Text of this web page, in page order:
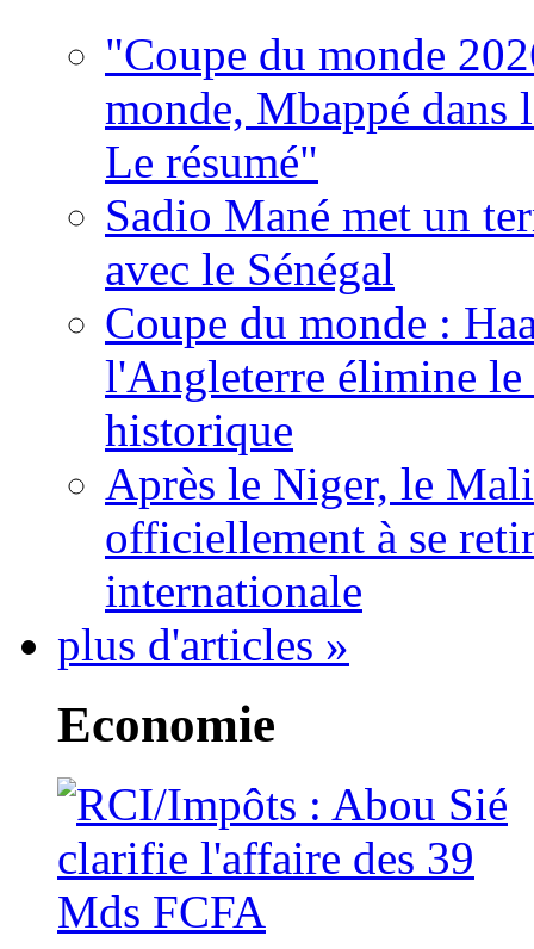
"Coupe du monde
monde, Mbappé dans
Le résumé"
Sadio Mané met un
avec le Sénégal
Coupe du monde :
l'Angleterre élimine
historique
Après le Niger, le
officiellement à se
internationale
plus d'articles »
Economie